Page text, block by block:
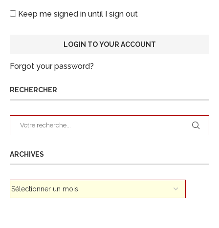
Keep me signed in until I sign out
Forgot your password?
RECHERCHER
ARCHIVES